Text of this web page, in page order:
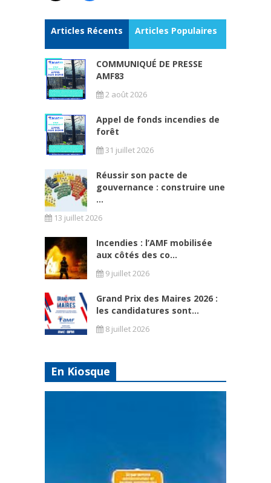
Articles Récents Articles Populaires
COMMUNIQUÉ DE PRESSE
AMF83
2 août 2026
Appel de fonds incendies de
forêt
31 juillet 2026
Réussir son pacte de
gouvernance : construire une
...
13 juillet 2026
Incendies : l’AMF mobilisée
aux côtés des co...
9 juillet 2026
Grand Prix des Maires 2026 :
les candidatures sont...
8 juillet 2026
En Kiosque